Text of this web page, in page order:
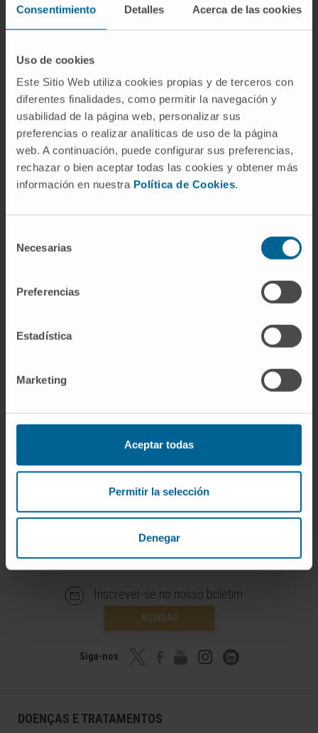
Consentimiento Detalles Acerca de las cookies
Uso de cookies
Este Sitio Web utiliza cookies propias y de terceros con
diferentes finalidades, como permitir la navegación y
usabilidad de la página web, personalizar sus
preferencias o realizar analíticas de uso de la página
web. A continuación, puede configurar sus preferencias,
rechazar o bien aceptar todas las cookies y obtener más
información en nuestra Política de Cookies.
Necesarias
Preferencias
Estadística
Marketing
Aceptar todas
Permitir la selección
Denegar
Colaborador Docente da Universidade Rey
Participante no Exame Clínico Objetivo
Estruturado (ECOE) dos alunos do 4.º e 6.º
anos de Medicina Interna.
Formação de Médicos Internos Residentes
nos seus primeiros anos através da
organização e lecionação de Sessões
Clínicas Básicas. Período de 2020 a 2024.
em Urgências, Emergências e Catástrofes
da Universidade San Pablo CEU durante as
suas práticas na Unidade de Cuidados
2021.
Autor de 2 publicações científicas.
escritas em congressos nacionais e
Inscrever-se no nosso boletim
ASSINAR
Siga-nos
DOENÇAS E TRATAMENTOS